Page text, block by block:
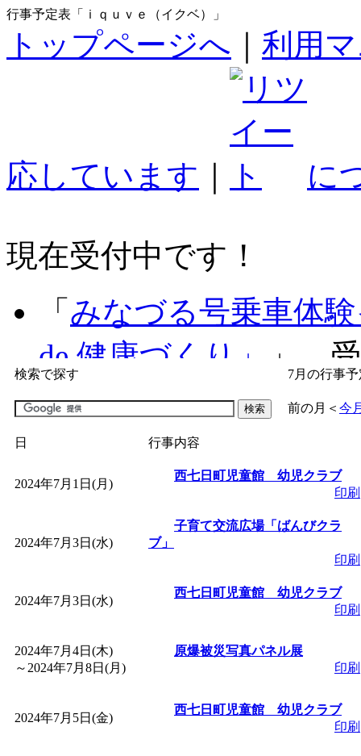
行事予定表「ｉｑｕｖｅ（イクベ）」
トップページへ 利用
応しています に
現在受付中です！
「 みなづる号乗車体
de 健康づくり」
」 受
「子育て交流広場「
間：2026/07/09～
「皆鶴姫のこびる塾
～」 受付期間：～
子育て講座「ばん
2026/07/10～2026/08/
「子育て交流広場「
間：2026/07/13～2026/
検索で探す 7月の行事
前の月 ＜ 今
日 行事内容
2024年7月1日(月)
西七日町児童館 幼児クラブ
印刷
2024年7月3日(水)
子育て交流広場「ばんびクラ
ブ」
印刷
2024年7月3日(水)
西七日町児童館 幼児クラブ
印刷
2024年7月4日(木)
～ 2024年7月8日(月)
原爆被災写真パネル展
印刷
2024年7月5日(金)
西七日町児童館 幼児クラブ
印刷